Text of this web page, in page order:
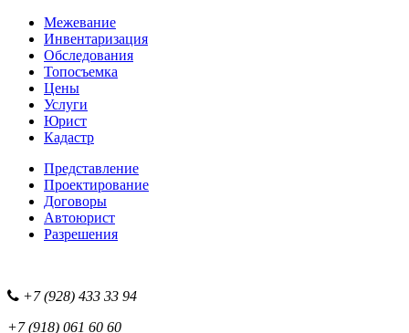
Межевание
Инвентаризация
Обследования
Топосъемка
Цены
Услуги
Юрист
Кадастр
Представление
Проектирование
Договоры
Автоюрист
Разрешения
+7 (928) 433 33 94
+7 (918) 061 60 60